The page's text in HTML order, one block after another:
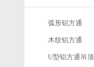
弧形铝方通
木纹铝方通
U型铝方通吊顶